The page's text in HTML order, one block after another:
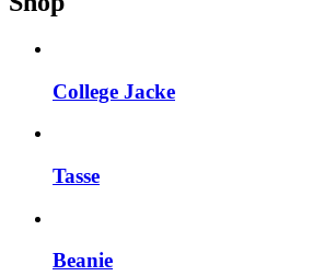
College Jacke
Tasse
Beanie